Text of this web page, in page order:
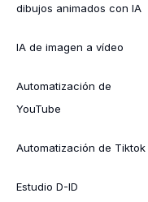
dibujos animados con IA
IA de imagen a vídeo
Automatización de
YouTube
Automatización de Tiktok
Estudio D-ID